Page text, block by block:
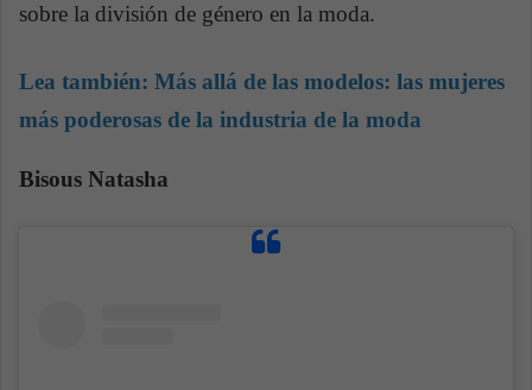
sobre la división de género en la moda.
Lea también: Más allá de las modelos: las mujeres
más poderosas de la industria de la moda
Bisous Natasha